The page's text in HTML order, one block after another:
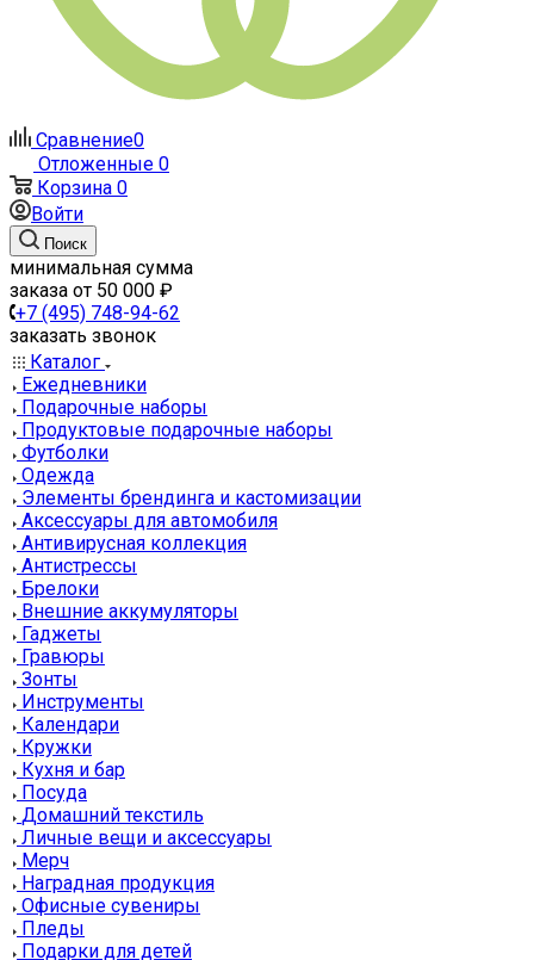
Сравнение0
Отложенные 0
Корзина 0
Войти
Поиск
минимальная сумма
заказа от 50 000 ₽
+7 (495) 748-94-62
заказать звонок
Каталог
Ежедневники
Подарочные наборы
Продуктовые подарочные наборы
Футболки
Одежда
Элементы брендинга и кастомизации
Аксессуары для автомобиля
Антивирусная коллекция
Антистрессы
Брелоки
Внешние аккумуляторы
Гаджеты
Гравюры
Зонты
Инструменты
Календари
Кружки
Кухня и бар
Посуда
Домашний текстиль
Личные вещи и аксессуары
Мерч
Наградная продукция
Офисные сувениры
Пледы
Подарки для детей